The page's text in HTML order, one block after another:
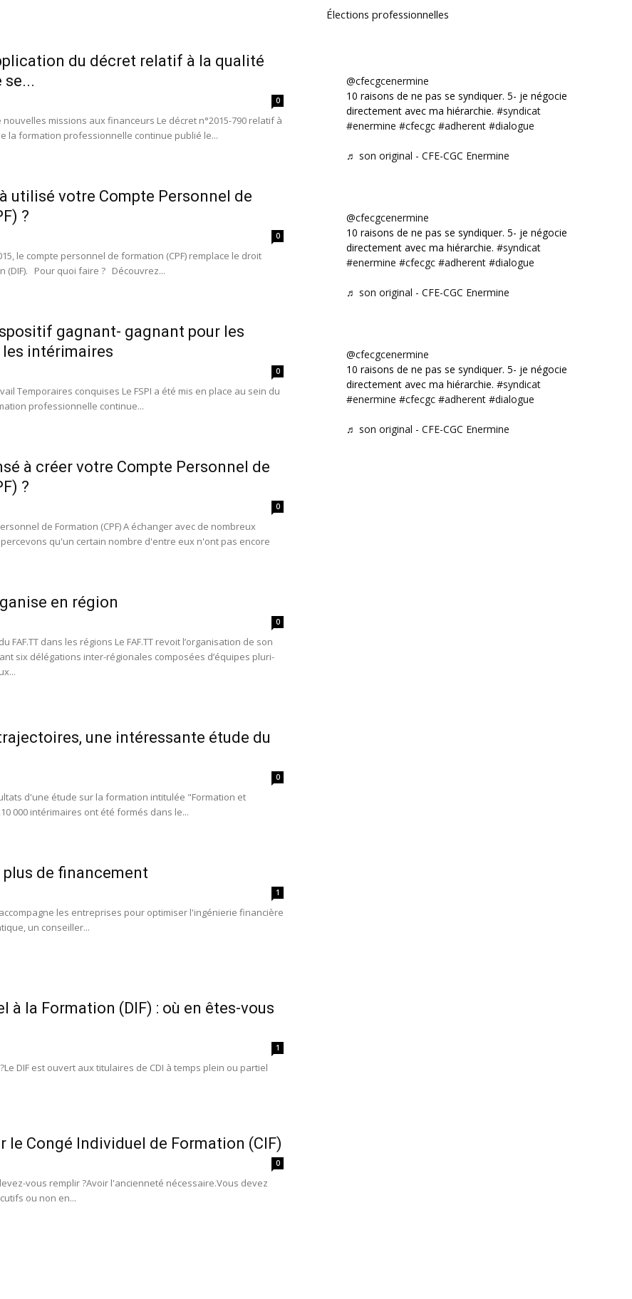
du décret relatif à la qualité
se...
0
missions aux financeurs Le décret n°2015-790 relatif à
la formation professionnelle continue publié le...
utilisé votre Compte Personnel de
?
0
le compte personnel de formation (CPF) remplace le droit
(DIF). Pour quoi faire ? Découvrez...
gagnant- gagnant pour les
intérimaires
0
Temporaires conquises Le FSPI a été mis en place au sein du
professionnelle continue...
à créer votre Compte Personnel de
?
0
de Formation (CPF) A échanger avec de nombreux
qu'un certain nombre d'entre eux n'ont pas encore
en région
0
FAF.TT dans les régions Le FAF.TT revoit l’organisation de son
six délégations inter-régionales composées d’équipes pluri-
une intéressante étude du
0
d'une étude sur la formation intitulée "Formation et
000 intérimaires ont été formés dans le...
plus de financement
1
accompagne les entreprises pour optimiser l'ingénierie financière
un conseiller...
à la Formation (DIF) : où en êtes-vous
1
DIF est ouvert aux titulaires de CDI à temps plein ou partiel
le Congé Individuel de Formation (CIF)
0
vous remplir ?Avoir l'ancienneté nécessaire.Vous devez
ou non en...
Élections professionnelles
@cfecgcenermine
10 raisons de ne pas se syndiquer. 5- je négocie
directement avec ma hiérarchie.#syndicat
#enermine #cfecgc #adherent #dialogue
♬ son original - CFE-CGC Enermine
@cfecgcenermine
10 raisons de ne pas se syndiquer. 5- je négocie
directement avec ma hiérarchie.#syndicat
#enermine #cfecgc #adherent #dialogue
♬ son original - CFE-CGC Enermine
@cfecgcenermine
10 raisons de ne pas se syndiquer. 5- je négocie
directement avec ma hiérarchie.#syndicat
#enermine #cfecgc #adherent #dialogue
♬ son original - CFE-CGC Enermine